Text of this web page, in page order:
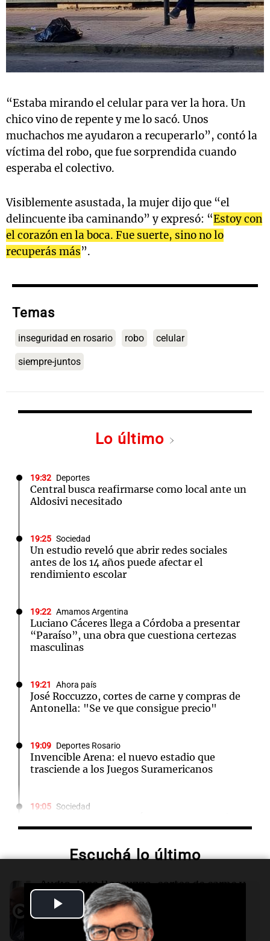
Play
Video
“Estaba mirando el celular para ver la hora. Un
chico vino de repente y me lo sacó. Unos
muchachos me ayudaron a recuperarlo”, contó la
víctima del robo, que fue sorprendida cuando
esperaba el colectivo.
Visiblemente asustada, la mujer dijo que “el
delincuente iba caminando” y expresó: “Estoy con
el corazón en la boca. Fue suerte, sino no lo
recuperás más”.
Temas
inseguridad en rosario robo celular
siempre-juntos
Lo último
19:32 Deportes
Central busca reafirmarse como local ante un
Aldosivi necesitado
19:25 Sociedad
Un estudio reveló que abrir redes sociales
antes de los 14 años puede afectar el
rendimiento escolar
19:22 Amamos Argentina
Luciano Cáceres llega a Córdoba a presentar
“Paraíso”, una obra que cuestiona certezas
masculinas
19:21 Ahora país
José Roccuzzo, cortes de carne y compras de
Antonella: "Se ve que consigue precio"
19:09 Deportes Rosario
Invencible Arena: el nuevo estadio que
trasciende a los Juegos Suramericanos
19:05 Sociedad
lunes 10 de agosto tras rechazar su
19:01 Informados al regreso
Giordano advirtió por el endeudamiento: "La
solución es que haya más crédito y a menor
tasa"
Escuchá lo último
Audio.José Roccuzzo, cortes de carne y
compras de Antonella: bromas en
Rosario.
Viva la Radio Rosario